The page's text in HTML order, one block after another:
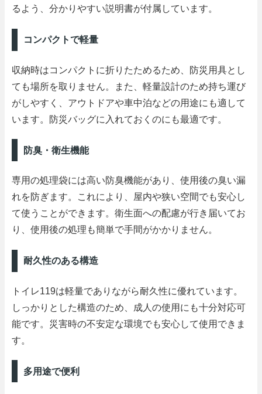
るよう、分かりやすい説明書が付属しています。
コンパクトで軽量
収納時はコンパクトに折りたためるため、防災用具とし
ても場所を取りません。また、軽量設計のため持ち運び
がしやすく、アウトドアや車中泊などの用途にも適して
います。防災バッグに入れておくのにも最適です。
防臭・衛生機能
専用の処理袋には高い防臭機能があり、使用後の臭い漏
れを防ぎます。これにより、屋内や狭い空間でも安心し
て使うことができます。衛生面への配慮が行き届いてお
り、使用後の処理も簡単で手間がかかりません。
耐久性のある構造
トイレ119は軽量でありながら耐久性に優れています。
しっかりとした構造のため、成人の使用にも十分対応可
能です。災害時の不安定な環境でも安心して使用できま
す。
多用途で便利